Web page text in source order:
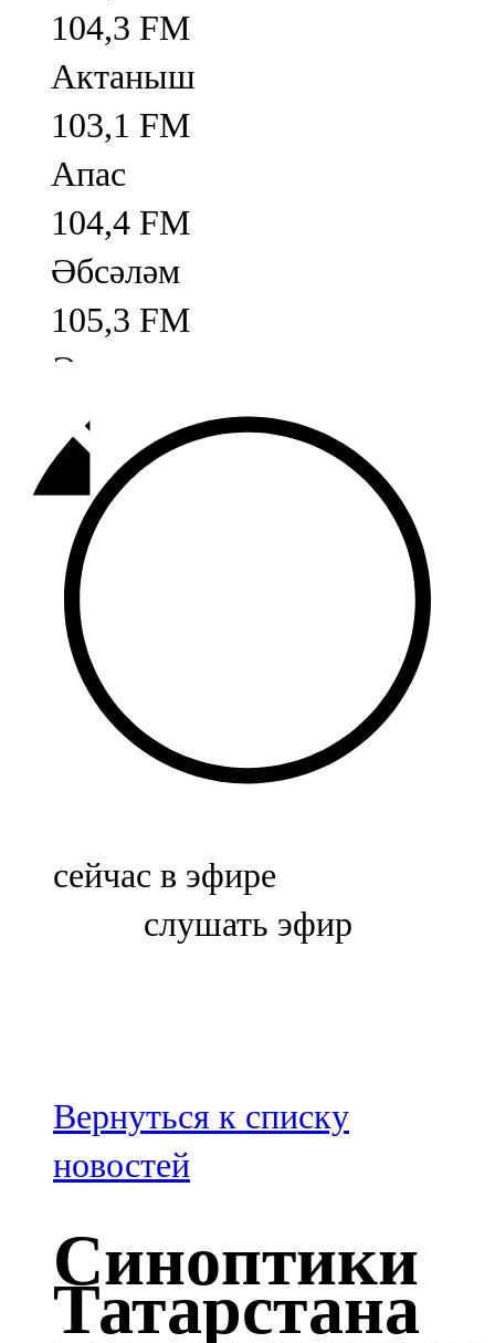
104,3 FM
Актаныш
103,1 FM
Апас
104,4 FM
Әбсәләм
105,3 FM
Әлмәт
92,9 FM
Базарлы матак
107,1 FM
Балык бистәсе
104,9 FM
Баулы
107,5 FM
Биләр
Болгар
100,3 FM
Зәй
106,6 FM
Кадыбаш
105,2 FM
сейчас в эфире
слушать эфир
Вернуться к списку
новостей
Синоптики
Татарстана